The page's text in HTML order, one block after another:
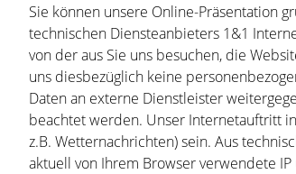
Sie können unsere Online-Präsentation
technischen Diensteanbieters 1&1
von der aus Sie uns besuchen, die
uns diesbezüglich keine
Daten an externe Dienstleister
beachtet werden. Unser Internetauftritt
z.B. Wetternachrichten) sein. Aus
aktuell von Ihrem Browser verwendete